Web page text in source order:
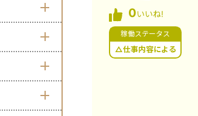
0いいね!
稼働ステータス
△仕事内容による